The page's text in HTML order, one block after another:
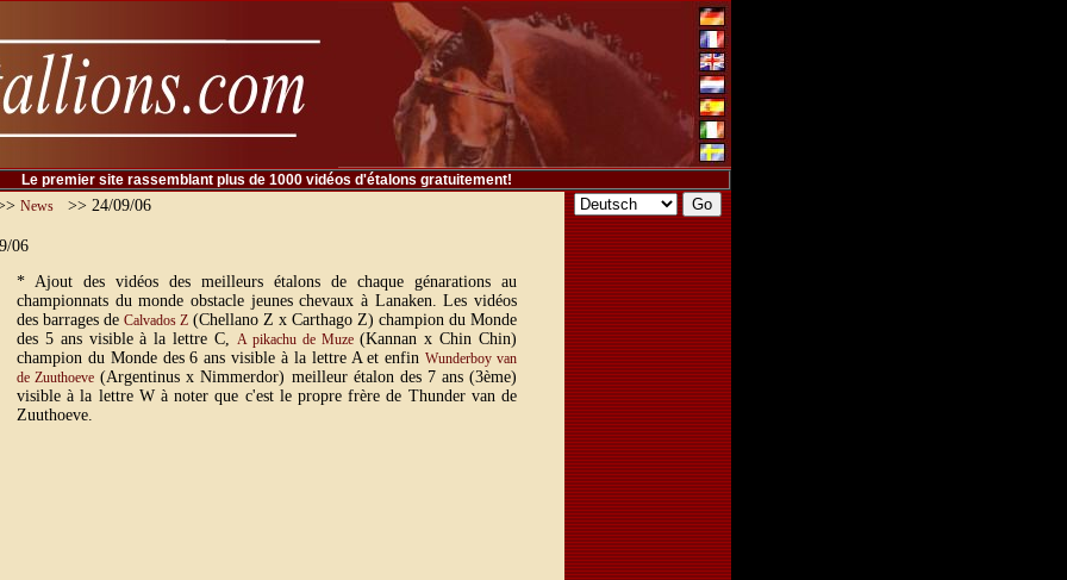
Le premier site rassemblant plus de 1000 vidéos d'étalons gratuitement!
News >> 24/09/06
06
* Ajout des vidéos des meilleurs étalons de chaque génarations au
championnats du monde obstacle jeunes chevaux à Lanaken. Les vidéos
des barrages de Calvados Z (Chellano Z x Carthago Z) champion du Monde
des 5 ans visible à la lettre C, A pikachu de Muze(Kannan x Chin Chin)
champion du Monde des 6 ans visible à la lettre A et enfinWunderboy van
de Zuuthoeve (Argentinus x Nimmerdor) meilleur étalon des 7 ans (3ème)
visible à la lettre W à noter que c'est le propre frère de Thunder van de
Zuuthoeve.